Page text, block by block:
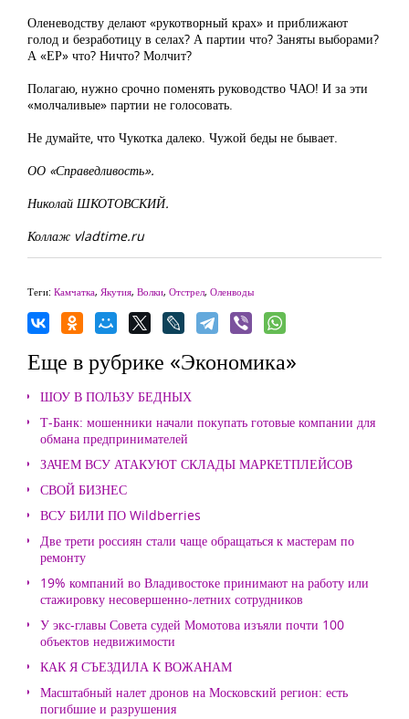
Оленеводству делают «рукотворный крах» и приближают
голод и безработицу в селах? А партии что? Заняты выборами?
А «ЕР» что? Ничто? Молчит?
Полагаю, нужно срочно поменять руководство ЧАО! И за эти
«молчаливые» партии не голосовать.
Не думайте, что Чукотка далеко. Чужой беды не бывает.
ОО «Справедливость».
Николай ШКОТОВСКИЙ.
Коллаж vladtime.ru
Теги: Камчатка, Якутия, Волки, Отстрел, Оленводы
Еще в рубрике «Экономика»
ШОУ В ПОЛЬЗУ БЕДНЫХ
Т-Банк: мошенники начали покупать готовые компании для
обмана предпринимателей
ЗАЧЕМ ВСУ АТАКУЮТ СКЛАДЫ МАРКЕТПЛЕЙСОВ
СВОЙ БИЗНЕС
ВСУ БИЛИ ПО Wildberries
Две трети россиян стали чаще обращаться к мастерам по
ремонту
19% компаний во Владивостоке принимают на работу или
стажировку несовершенно-летних сотрудников
У экс-главы Совета судей Момотова изъяли почти 100
объектов недвижимости
КАК Я СЪЕЗДИЛА К ВОЖАНАМ
Масштабный налет дронов на Московский регион: есть
погибшие и разрушения